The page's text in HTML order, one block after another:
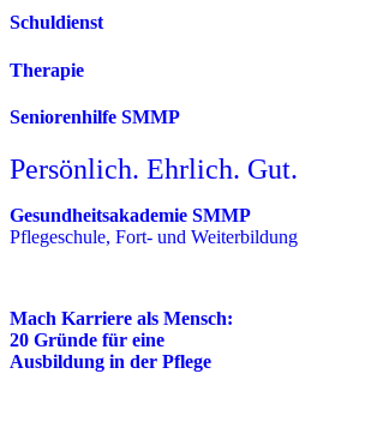
Schuldienst
Therapie
Seniorenhilfe SMMP
Persönlich. Ehrlich. Gut.
Gesundheitsakademie SMMP
Pflegeschule, Fort- und Weiterbildung
Mach Karriere als Mensch:
20 Gründe für eine
Ausbildung in der Pflege